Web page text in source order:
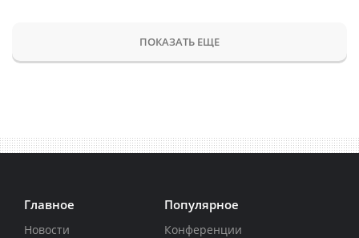
ПОКАЗАТЬ ЕЩЕ
Главное
Новости
Популярное
Конференции